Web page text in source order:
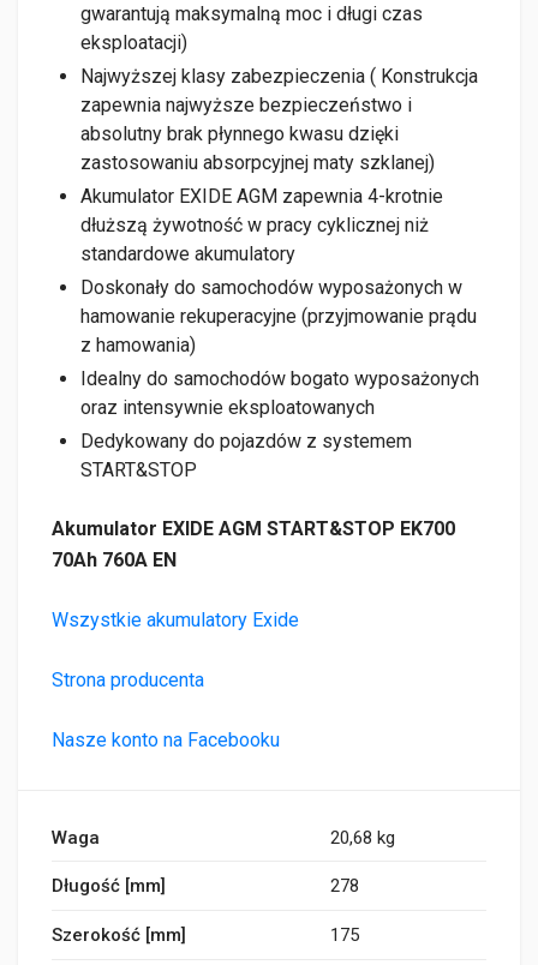
gwarantują maksymalną moc i długi czas
eksploatacji)
Najwyższej klasy zabezpieczenia ( Konstrukcja
zapewnia najwyższe bezpieczeństwo i
absolutny brak płynnego kwasu dzięki
zastosowaniu absorpcyjnej maty szklanej)
Akumulator EXIDE AGM zapewnia 4-krotnie
dłuższą żywotność w pracy cyklicznej niż
standardowe akumulatory
Doskonały do samochodów wyposażonych w
hamowanie rekuperacyjne (przyjmowanie prądu
z hamowania)
Idealny do samochodów bogato wyposażonych
oraz intensywnie eksploatowanych
Dedykowany do pojazdów z systemem
START&STOP
Akumulator EXIDE AGM START&STOP EK700
70Ah 760A EN
Wszystkie akumulatory Exide
Strona producenta
Nasze konto na Facebooku
Waga 20,68 kg
Długość [mm] 278
Szerokość [mm] 175